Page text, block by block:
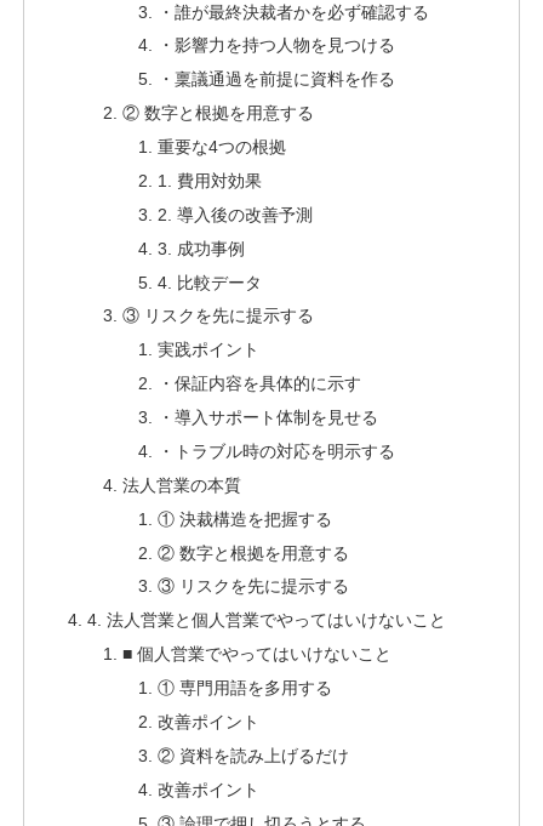
・誰が最終決裁者かを必ず確認する
・影響力を持つ人物を見つける
・稟議通過を前提に資料を作る
② 数字と根拠を用意する
重要な4つの根拠
1. 費用対効果
2. 導入後の改善予測
3. 成功事例
4. 比較データ
③ リスクを先に提示する
実践ポイント
・保証内容を具体的に示す
・導入サポート体制を見せる
・トラブル時の対応を明示する
法人営業の本質
① 決裁構造を把握する
② 数字と根拠を用意する
③ リスクを先に提示する
4. 法人営業と個人営業でやってはいけないこと
■ 個人営業でやってはいけないこと
① 専門用語を多用する
改善ポイント
② 資料を読み上げるだけ
改善ポイント